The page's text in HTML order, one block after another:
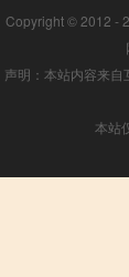
Copyright © 2012 -
声明：本站内容来
本站